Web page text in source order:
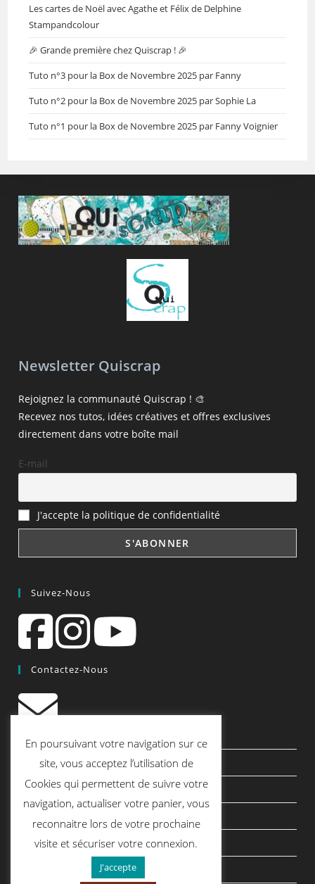
Les cartes de Noël avec Agathe et Félix de Delphine
Stampandcolour
🎉 Grande première chez Quiscrap ! 🎉
Tuto n°3 pour la Box de Novembre 2025 par Fanny
Tuto n°2 pour la Box de Novembre 2025 par Sophie La
Tuto n°1 pour la Box de Novembre 2025 par Fanny Voignier
Newsletter Quiscrap
Rejoignez la communauté Quiscrap ! 🎨
Recevez nos tutos, idées créatives et offres exclusives
directement dans votre boîte mail
E-mail
J'accepte la politique de confidentialité
Suivez-Nous
Contactez-Nous
contact@quiscrap.fr
Les Fiches Techniques et les Tutos
Le Blog
Conditions générales de vente
Mentions légales
Politique de confidentialité
En poursuivant votre navigation sur ce
site, vous acceptez l’utilisation de
Cookies qui permettent de suivre votre
navigation, actualiser votre panier, vous
reconnaitre lors de votre prochaine
visite et sécuriser votre connexion.
J'accepte